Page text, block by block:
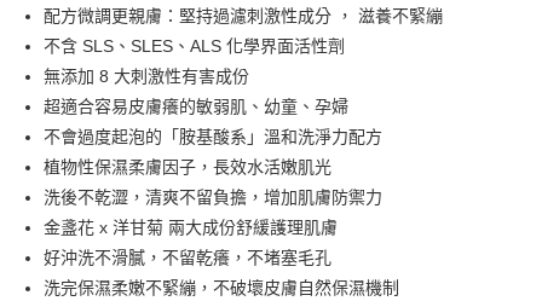
國泰世華商業銀行
兆豐國際商業銀行
臺灣中小企業銀行
台中商業銀行
匯豐（台灣）商業銀行
聯邦商業銀行
元大商業銀行
永豐商業銀行
玉山商業銀行
星展（台灣）商業銀行
台新國際商業銀行
中國信託商業銀行
台灣樂天信用卡公司
Apple Pay
悠遊付
全盈+PAY
相關說明
【大哥付你分期使用說明】
1.本服務由台灣大哥大提供，台灣大哥大用戶可立即使用無須另外申請。
ATM付款
配方微調更親膚：堅持過濾刺激性成分 ， 滋養不緊繃
不含 SLS、SLES、ALS 化學界面活性劑
無添加 8 大刺激性有害成份
超適合容易皮膚癢的敏弱肌、幼童、孕婦
不會過度起泡的「胺基酸系」溫和洗淨力配方
植物性保濕柔膚因子，長效水活嫩肌光
洗後不乾澀，清爽不留負擔，增加肌膚防禦力
金盞花 x 洋甘菊 兩大成份舒緩護理肌膚
好沖洗不滑膩，不留乾癢，不堵塞毛孔
洗完保濕柔嫩不緊繃，不破壞皮膚自然保濕機制